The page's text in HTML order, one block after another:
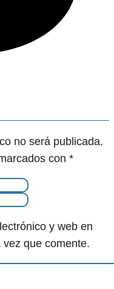
no será publicada.
con *
y web en
que comente.